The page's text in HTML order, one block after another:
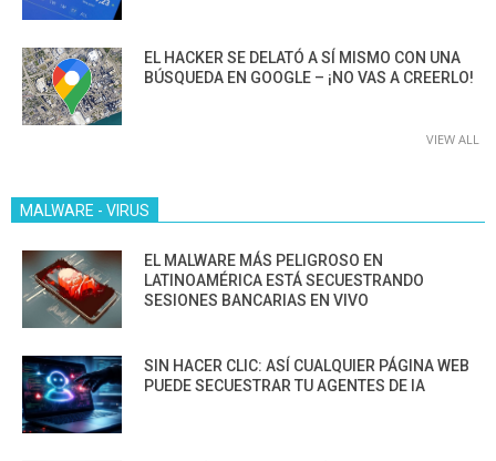
EL HACKER SE DELATÓ A SÍ MISMO CON UNA
BÚSQUEDA EN GOOGLE – ¡NO VAS A CREERLO!
VIEW ALL
MALWARE - VIRUS
EL MALWARE MÁS PELIGROSO EN
LATINOAMÉRICA ESTÁ SECUESTRANDO
SESIONES BANCARIAS EN VIVO
SIN HACER CLIC: ASÍ CUALQUIER PÁGINA WEB
PUEDE SECUESTRAR TU AGENTES DE IA